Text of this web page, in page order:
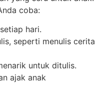
coba:
hari.
seperti menulis cerita
untuk ditulis.
ajak anak